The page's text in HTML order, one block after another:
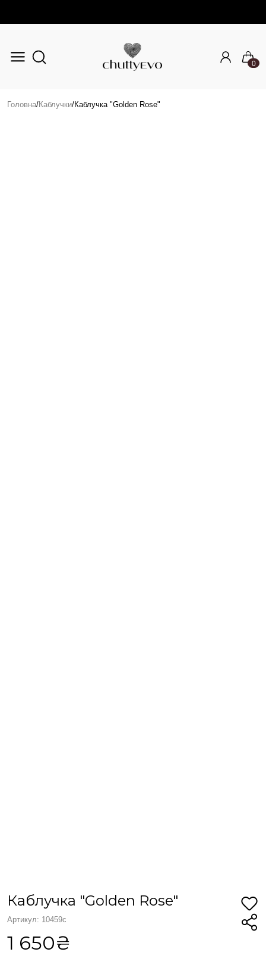
0
Головна/Каблучки/Каблучка "Golden Rose"
Каблучка "Golden Rose"
Артикул: 10459с
1 650₴